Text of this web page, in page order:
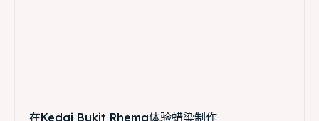
在Kedai Bukit Rhema体验蜡染制作